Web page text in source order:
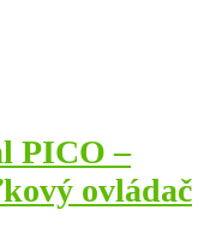
PICO –
ovládač